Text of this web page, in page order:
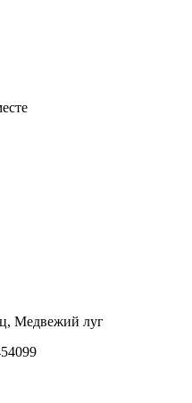
Медвежий луг